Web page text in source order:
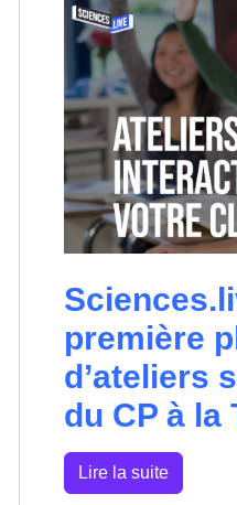
première
d’ateliers
du CP à la
Lire la suite